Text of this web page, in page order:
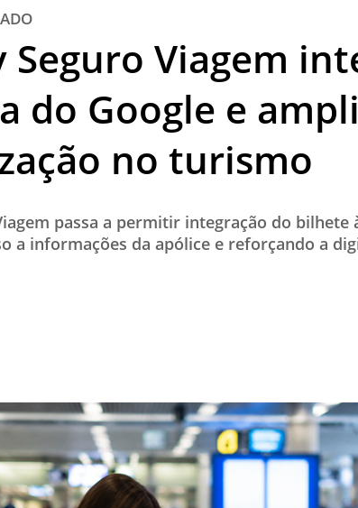
ÚLTIMAS NOTÍCIAS
QUEM SOMOS - EQUIPE
CONTATO
Viagem
do Google e
no turismo
passa a permitir integração do bilhete
a informações da apólice e reforçando a